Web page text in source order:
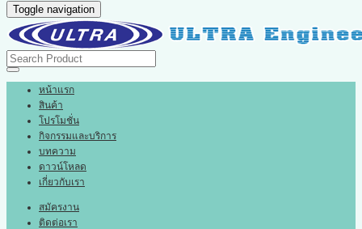
Toggle navigation
หน้าแรก
สินค้า
โปรโมชั่น
กิจกรรมและบริการ
บทความ
ดาวน์โหลด
เกี่ยวกับเรา
สมัครงาน
ติดต่อเรา